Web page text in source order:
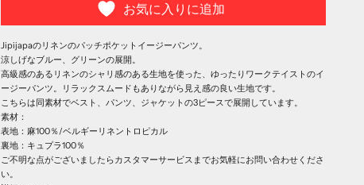
お気に入りに追加
Jipijapaのリネンのパッチポケットイージーパンツ。
涼しげなブルー、グリーンの展開。
高級感のあるリネンのシャリ感のある生地を使った、ゆったりワークテイストのイ
ージーパンツ。リラックスムードもありながら見え感の良い生地です。
こちらは同素材でベスト、パンツ、ジャケットの3ピースで展開しています。
素材：
表地：麻100％/ベルギーリネントロピカル
裏地：キュプラ100％
ご不明な点がございましたらカスタマーサービスまでお気軽にお問い合わせくださ
い。